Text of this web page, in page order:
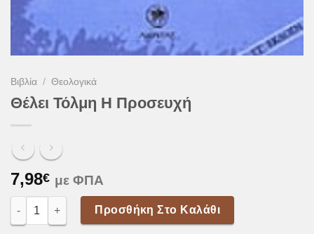
Βιβλία / Θεολογικά
Θέλει Τόλμη Η Προσευχή
7,98€ με ΦΠΑ
Θέλει Τόλμη Η Προσευχή ποσότητα
Προσθήκη Στο Καλάθι